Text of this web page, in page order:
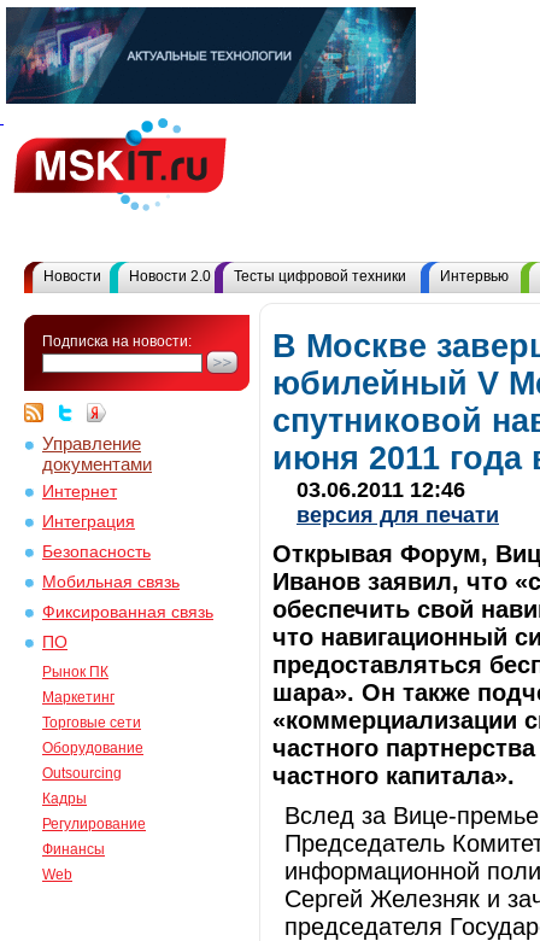
Новости Новости 2.0 Тесты цифровой техники Интервью
Подписка на новости:
Управление
документами
Интернет
Интеграция
Безопасность
Мобильная связь
Фиксированная связь
ПО
Рынок ПК
Маркетинг
Торговые сети
Оборудование
Outsourcing
Кадры
Регулирование
Финансы
Web
В Москве
юбилейный V
спутниковой
июня 2011 года
03.06.2011 12:46
версия для печати
Открывая Форум,
Иванов заявил, что
обеспечить свой
что навигационный
предоставляться
шара». Он также
«коммерциализации
частного
частного капитала».
Вслед за Вице-
Председатель
информационной
Сергей Железняк и
председателя